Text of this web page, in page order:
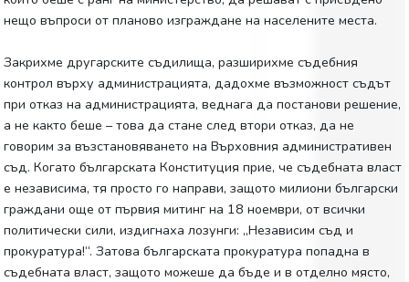
нещо въпроси от планово изграждане на населените места.
Закрихме другарските съдилища, разширихме съдебния
контрол върху администрацията, дадохме възможност съдът
при отказ на администрацията, веднага да постанови решение,
а не както беше – това да стане след втори отказ, да не
говорим за възстановяването на Върховния административен
съд. Когато българската Конституция прие, че съдебната власт
е независима, тя просто го направи, защото милиони български
граждани още от първия митинг на 18 ноември, от всички
политически сили, издигнаха лозунги: „Независим съд и
прокуратура!“. Затова българската прокуратура попадна в
съдебната власт, защото можеше да бъде и в отделно място,